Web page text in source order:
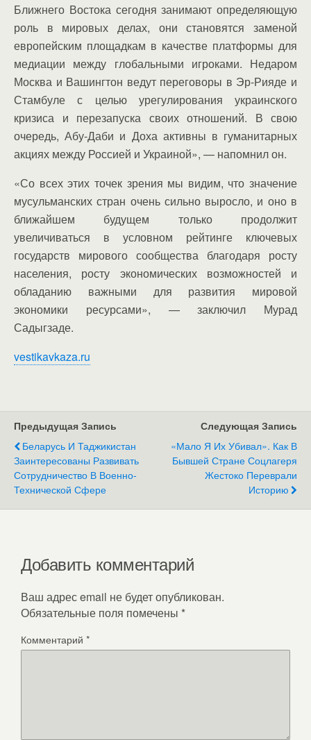
Ближнего Востока сегодня занимают определяющую
роль в мировых делах, они становятся заменой
европейским площадкам в качестве платформы для
медиации между глобальными игроками. Недаром
Москва и Вашингтон ведут переговоры в Эр-Рияде и
Стамбуле с целью урегулирования украинского
кризиса и перезапуска своих отношений. В свою
очередь, Абу-Даби и Доха активны в гуманитарных
акциях между Россией и Украиной», — напомнил он.
«Со всех этих точек зрения мы видим, что значение
мусульманских стран очень сильно выросло, и оно в
ближайшем будущем только продолжит
увеличиваться в условном рейтинге ключевых
государств мирового сообщества благодаря росту
населения, росту экономических возможностей и
обладанию важными для развития мировой
экономики ресурсами», — заключил Мурад
Садыгзаде.
vestikavkaza.ru
Предыдущая Запись
Беларусь И Таджикистан
Заинтересованы Развивать
Сотрудничество В Военно-
Технической Сфере
Следующая Запись
«Мало Я Их Убивал». Как В
Бывшей Стране Соцлагеря
Жестоко Переврали
Историю
Добавить комментарий
Ваш адрес email не будет опубликован.
Обязательные поля помечены *
Комментарий *